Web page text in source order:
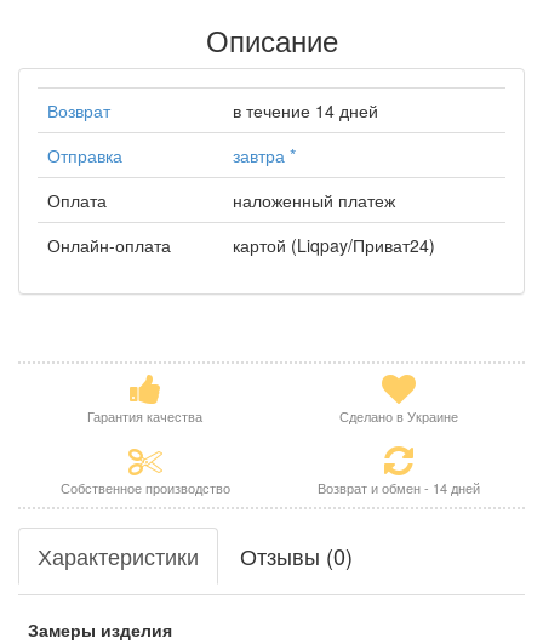
Описание
Возврат
в течение 14 дней
Отправка
завтра *
Оплата
наложенный платеж
Онлайн-оплата
картой (Liqpay/Приват24)
Гарантия качества Сделано в Украине
Собственное производство Возврат и обмен - 14 дней
Характеристики Отзывы (0)
Замеры изделия